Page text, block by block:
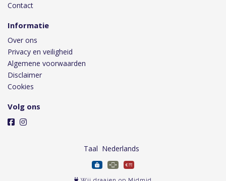
Contact
Informatie
Over ons
Privacy en veiligheid
Algemene voorwaarden
Disclaimer
Cookies
Volg ons
Taal